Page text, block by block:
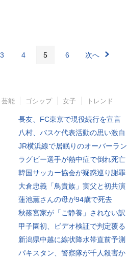
3 4 5 6 次へ
芸能 ゴシップ 女子 トレンド
長友、FC東京で現役続行を宣言
八村、バスケ代表活動の思い激白
JR横浜線で居眠りのオーバーラン
ラグビー選手が熱中症で倒れ死亡
韓国サッカー協会が疑惑巡り謝罪
大倉忠義「鳥貴族」実父と初共演
蓮池薫さんの母が94歳で死去
秋篠宮家が「ご静養」されない訳
甲子園初、ビデオ検証で判定覆る
新潟県中越に線状降水帯直前予測
パキスタン、警察隊が千人殺害か